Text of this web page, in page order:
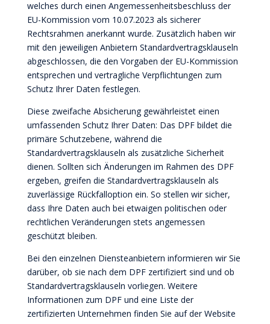
welches durch einen Angemessenheitsbeschluss der
EU-Kommission vom 10.07.2023 als sicherer
Rechtsrahmen anerkannt wurde. Zusätzlich haben wir
mit den jeweiligen Anbietern Standardvertragsklauseln
abgeschlossen, die den Vorgaben der EU-Kommission
entsprechen und vertragliche Verpflichtungen zum
Schutz Ihrer Daten festlegen.
Diese zweifache Absicherung gewährleistet einen
umfassenden Schutz Ihrer Daten: Das DPF bildet die
primäre Schutzebene, während die
Standardvertragsklauseln als zusätzliche Sicherheit
dienen. Sollten sich Änderungen im Rahmen des DPF
ergeben, greifen die Standardvertragsklauseln als
zuverlässige Rückfalloption ein. So stellen wir sicher,
dass Ihre Daten auch bei etwaigen politischen oder
rechtlichen Veränderungen stets angemessen
geschützt bleiben.
Bei den einzelnen Diensteanbietern informieren wir Sie
darüber, ob sie nach dem DPF zertifiziert sind und ob
Standardvertragsklauseln vorliegen. Weitere
Informationen zum DPF und eine Liste der
zertifizierten Unternehmen finden Sie auf der Website